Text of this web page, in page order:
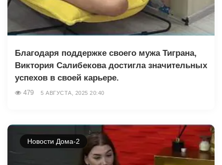
Благодаря поддержке своего мужа Тиграна,
Виктория Салибекова достигла значительных
успехов в своей карьере.
479 5 АВГУСТА, 2025 20:40
Новости Дома-2